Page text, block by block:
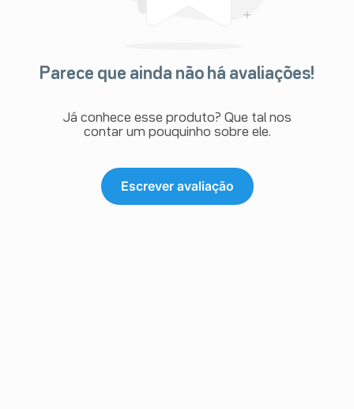
Parece que ainda não há avaliações!
Já conhece esse produto? Que tal nos
contar um pouquinho sobre ele.
Escrever avaliação